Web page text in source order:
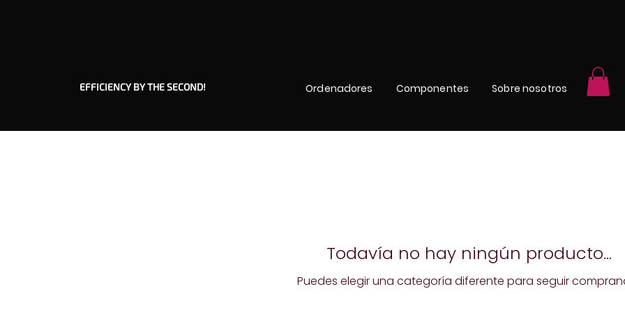
EFFICIENCY BY THE SECOND! Ordenadores Componentes Sobre nosotros
Todavía no hay ningún producto...
Puedes elegir una categoría diferente para seguir